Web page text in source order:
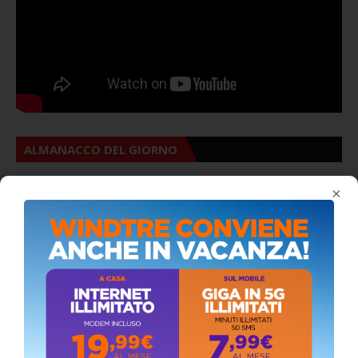
×
ALMANACCO DEL GIORNO